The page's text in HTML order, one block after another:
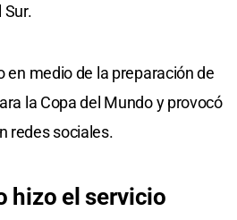
Sur.
en medio de la preparación de
la Copa del Mundo y provocó
redes sociales.
hizo el servicio